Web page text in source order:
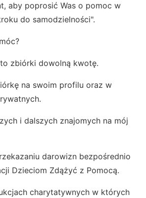
aby poprosić Was o pomoc w
do samodzielności".
zbiórki dowolną kwotę.
na swoim profilu oraz w
i dalszych znajomych na mój
darowizn bezpośrednio
Dzieciom Zdążyć z Pomocą.
charytatywnych w których